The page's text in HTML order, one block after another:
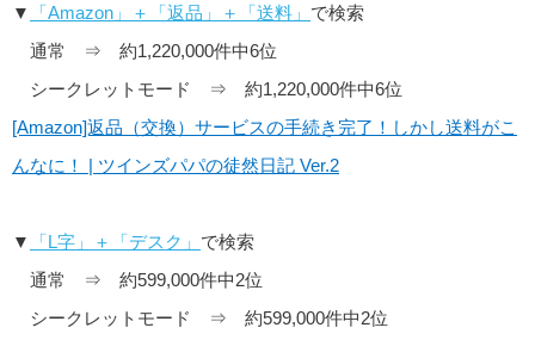
▼ 「Amazon」＋「返品」＋「送料」 で検索
通常 ⇒ 約1,220,000件中6位
シークレットモード ⇒ 約1,220,000件中6位
[Amazon]返品（交換）サービスの手続き完了！しかし送料がこ
んなに！ | ツインズパパの徒然日記 Ver.2
▼ 「L字」＋「デスク」 で検索
通常 ⇒ 約599,000件中2位
シークレットモード ⇒ 約599,000件中2位